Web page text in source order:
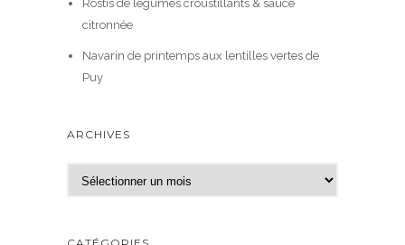
Röstis de légumes croustillants & sauce
citronnée
Navarin de printemps aux lentilles vertes de
Puy
ARCHIVES
r
h